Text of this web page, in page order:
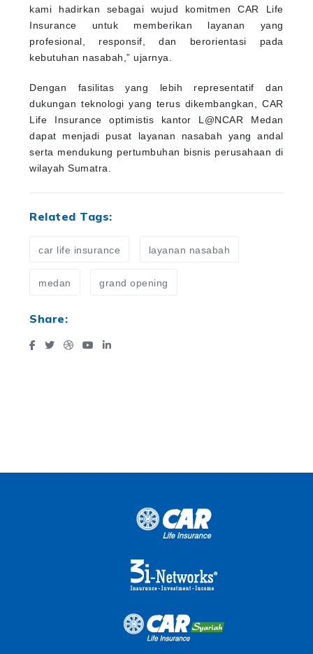
kami hadirkan sebagai wujud komitmen CAR Life
Insurance untuk memberikan layanan yang
profesional, responsif, dan berorientasi pada
kebutuhan nasabah,” ujarnya.
Dengan fasilitas yang lebih representatif dan
dukungan teknologi yang terus dikembangkan, CAR
Life Insurance optimistis kantor L@NCAR Medan
dapat menjadi pusat layanan nasabah yang andal
serta mendukung pertumbuhan bisnis perusahaan di
wilayah Sumatra.
Related Tags:
car life insurance layanan nasabah
medan grand opening
Share: